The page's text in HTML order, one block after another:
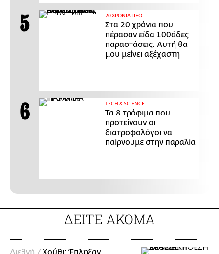
20 ΧΡΟΝΙΑ LIFO
Στα 20 χρόνια που
πέρασαν είδα 100άδες
παραστάσεις. Αυτή θα
μου μείνει αξέχαστη
ΤECH & SCIENCE
Τα 8 τρόφιμα που
προτείνουν οι
διατροφολόγοι να
παίρνουμε στην παραλία
ΔΕΙΤΕ ΑΚΟΜΑ
Διεθνή /Χούθι: Έπληξαν